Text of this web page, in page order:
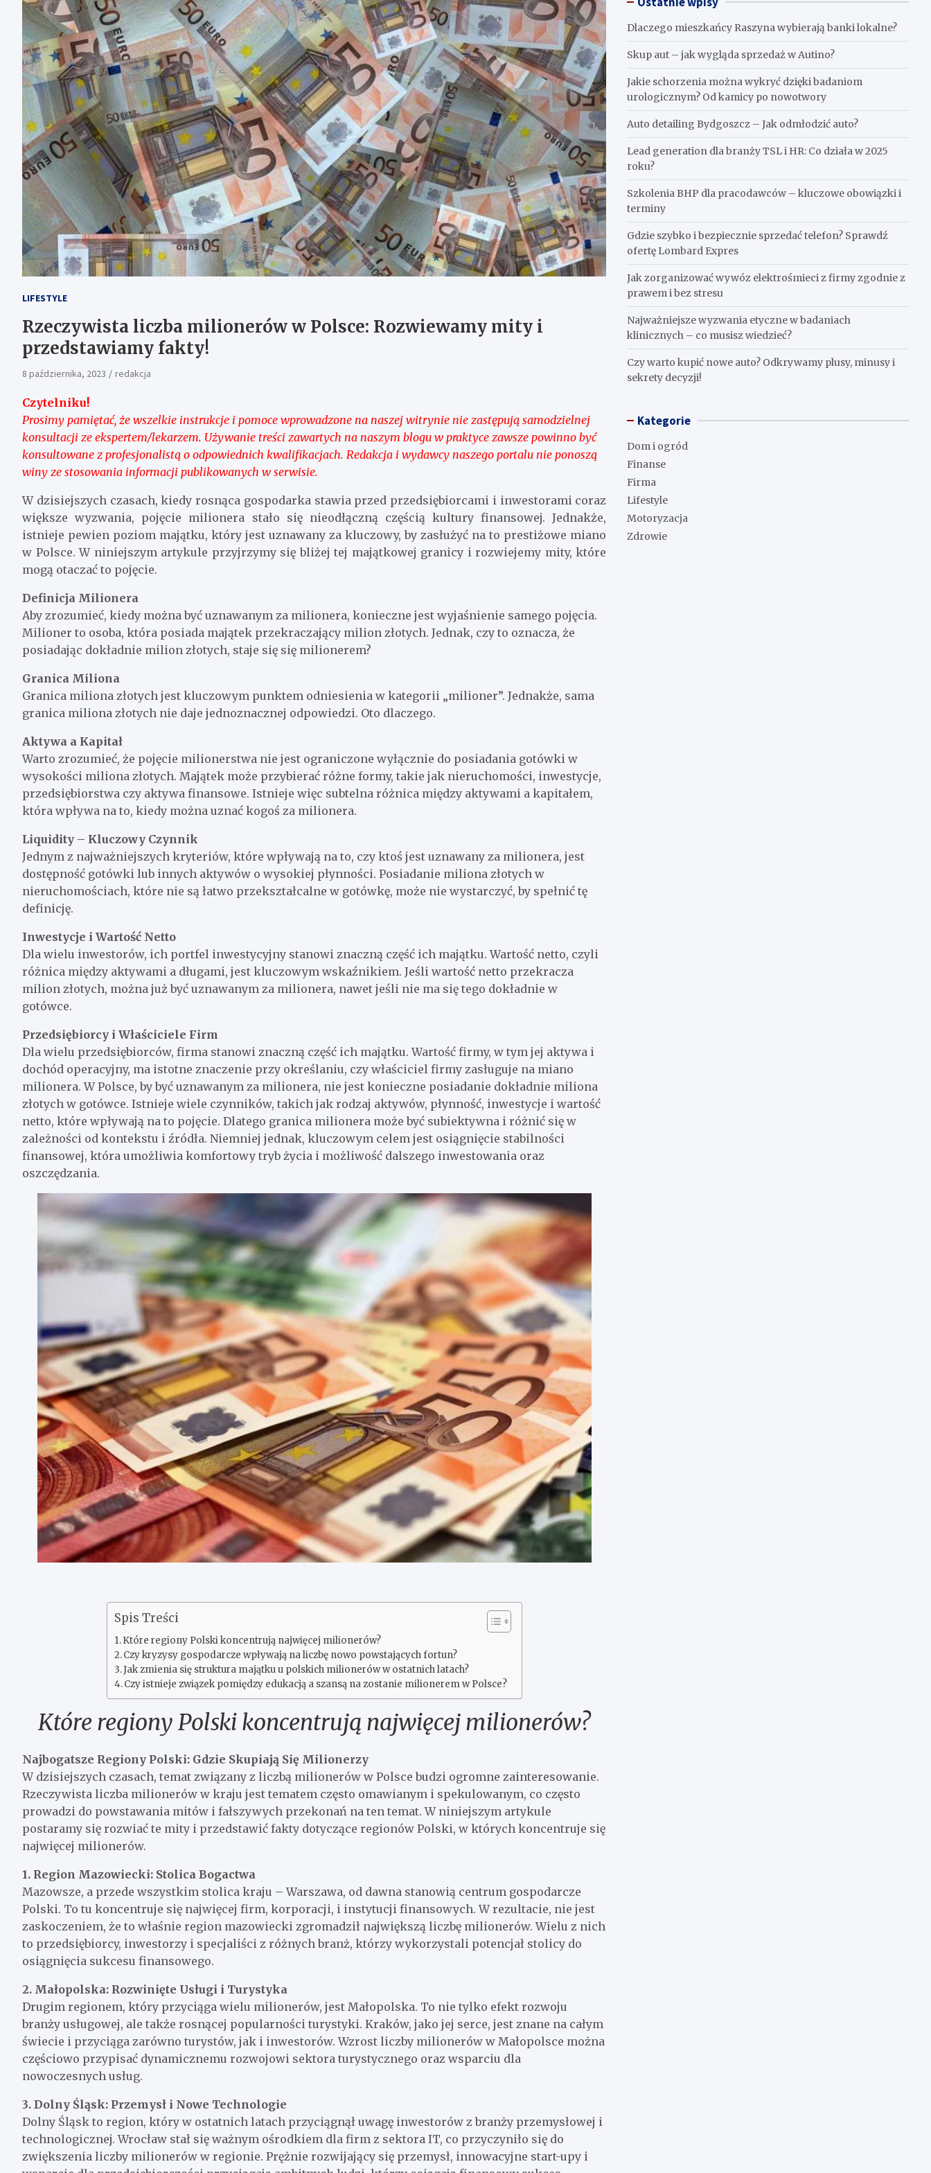
LIFESTYLE
Rzeczywista liczba milionerów w Polsce: Rozwiewamy mity i
przedstawiamy fakty!
8 października, 2023 redakcja
Czytelniku!
Prosimy pamiętać, że wszelkie instrukcje i pomoce wprowadzone na naszej witrynie nie zastępują samodzielnej
konsultacji ze ekspertem/lekarzem. Używanie treści zawartych na naszym blogu w praktyce zawsze powinno być
konsultowane z profesjonalistą o odpowiednich kwalifikacjach. Redakcja i wydawcy naszego portalu nie ponoszą
winy ze stosowania informacji publikowanych w serwisie.
W dzisiejszych czasach, kiedy rosnąca gospodarka stawia przed przedsiębiorcami i inwestorami coraz
większe wyzwania, pojęcie milionera stało się nieodłączną częścią kultury finansowej. Jednakże,
istnieje pewien poziom majątku, który jest uznawany za kluczowy, by zasłużyć na to prestiżowe miano
w Polsce. W niniejszym artykule przyjrzymy się bliżej tej majątkowej granicy i rozwiejemy mity, które
mogą otaczać to pojęcie.
Definicja Milionera
Aby zrozumieć, kiedy można być uznawanym za milionera, konieczne jest wyjaśnienie samego pojęcia.
Milioner to osoba, która posiada majątek przekraczający milion złotych. Jednak, czy to oznacza, że
posiadając dokładnie milion złotych, staje się się milionerem?
Granica Miliona
Granica miliona złotych jest kluczowym punktem odniesienia w kategorii „milioner”. Jednakże, sama
granica miliona złotych nie daje jednoznacznej odpowiedzi. Oto dlaczego.
Aktywa a Kapitał
Warto zrozumieć, że pojęcie milionerstwa nie jest ograniczone wyłącznie do posiadania gotówki w
wysokości miliona złotych. Majątek może przybierać różne formy, takie jak nieruchomości, inwestycje,
przedsiębiorstwa czy aktywa finansowe. Istnieje więc subtelna różnica między aktywami a kapitałem,
która wpływa na to, kiedy można uznać kogoś za milionera.
Liquidity – Kluczowy Czynnik
Jednym z najważniejszych kryteriów, które wpływają na to, czy ktoś jest uznawany za milionera, jest
dostępność gotówki lub innych aktywów o wysokiej płynności. Posiadanie miliona złotych w
nieruchomościach, które nie są łatwo przekształcalne w gotówkę, może nie wystarczyć, by spełnić tę
definicję.
Inwestycje i Wartość Netto
Dla wielu inwestorów, ich portfel inwestycyjny stanowi znaczną część ich majątku. Wartość netto, czyli
różnica między aktywami a długami, jest kluczowym wskaźnikiem. Jeśli wartość netto przekracza
milion złotych, można już być uznawanym za milionera, nawet jeśli nie ma się tego dokładnie w
gotówce.
Przedsiębiorcy i Właściciele Firm
Dla wielu przedsiębiorców, firma stanowi znaczną część ich majątku. Wartość firmy, w tym jej aktywa i
dochód operacyjny, ma istotne znaczenie przy określaniu, czy właściciel firmy zasługuje na miano
milionera. W Polsce, by być uznawanym za milionera, nie jest konieczne posiadanie dokładnie miliona
złotych w gotówce. Istnieje wiele czynników, takich jak rodzaj aktywów, płynność, inwestycje i wartość
netto, które wpływają na to pojęcie. Dlatego granica milionera może być subiektywna i różnić się w
zależności od kontekstu i źródła. Niemniej jednak, kluczowym celem jest osiągnięcie stabilności
finansowej, która umożliwia komfortowy tryb życia i możliwość dalszego inwestowania oraz
oszczędzania.
Spis Treści
Które regiony Polski koncentrują najwięcej milionerów?
Czy kryzysy gospodarcze wpływają na liczbę nowo powstających fortun?
Jak zmienia się struktura majątku u polskich milionerów w ostatnich latach?
Czy istnieje związek pomiędzy edukacją a szansą na zostanie milionerem w Polsce?
Które regiony Polski koncentrują najwięcej milionerów?
Najbogatsze Regiony Polski: Gdzie Skupiają Się Milionerzy
W dzisiejszych czasach, temat związany z liczbą milionerów w Polsce budzi ogromne zainteresowanie.
Rzeczywista liczba milionerów w kraju jest tematem często omawianym i spekulowanym, co często
prowadzi do powstawania mitów i fałszywych przekonań na ten temat. W niniejszym artykule
postaramy się rozwiać te mity i przedstawić fakty dotyczące regionów Polski, w których koncentruje się
najwięcej milionerów.
1. Region Mazowiecki: Stolica Bogactwa
Mazowsze, a przede wszystkim stolica kraju – Warszawa, od dawna stanowią centrum gospodarcze
Polski. To tu koncentruje się najwięcej firm, korporacji, i instytucji finansowych. W rezultacie, nie jest
zaskoczeniem, że to właśnie region mazowiecki zgromadził największą liczbę milionerów. Wielu z nich
to przedsiębiorcy, inwestorzy i specjaliści z różnych branż, którzy wykorzystali potencjał stolicy do
osiągnięcia sukcesu finansowego.
2. Małopolska: Rozwinięte Usługi i Turystyka
Drugim regionem, który przyciąga wielu milionerów, jest Małopolska. To nie tylko efekt rozwoju
branży usługowej, ale także rosnącej popularności turystyki. Kraków, jako jej serce, jest znane na całym
świecie i przyciąga zarówno turystów, jak i inwestorów. Wzrost liczby milionerów w Małopolsce można
częściowo przypisać dynamicznemu rozwojowi sektora turystycznego oraz wsparciu dla
nowoczesnych usług.
3. Dolny Śląsk: Przemysł i Nowe Technologie
Dolny Śląsk to region, który w ostatnich latach przyciągnął uwagę inwestorów z branży przemysłowej i
technologicznej. Wrocław stał się ważnym ośrodkiem dla firm z sektora IT, co przyczyniło się do
zwiększenia liczby milionerów w regionie. Prężnie rozwijający się przemysł, innowacyjne start-upy i
Dlaczego mieszkańcy Raszyna wybierają banki lokalne?
Skup aut – jak wygląda sprzedaż w Autino?
Jakie schorzenia można wykryć dzięki badaniom
urologicznym? Od kamicy po nowotwory
Auto detailing Bydgoszcz – Jak odmłodzić auto?
Lead generation dla branży TSL i HR: Co działa w 2025
roku?
Szkolenia BHP dla pracodawców – kluczowe obowiązki i
terminy
Gdzie szybko i bezpiecznie sprzedać telefon? Sprawdź
ofertę Lombard Expres
Jak zorganizować wywóz elektrośmieci z firmy zgodnie z
prawem i bez stresu
Najważniejsze wyzwania etyczne w badaniach
klinicznych – co musisz wiedzieć?
Czy warto kupić nowe auto? Odkrywamy plusy, minusy i
sekrety decyzji!
Kategorie
Dom i ogród
Finanse
Firma
Lifestyle
Motoryzacja
Zdrowie